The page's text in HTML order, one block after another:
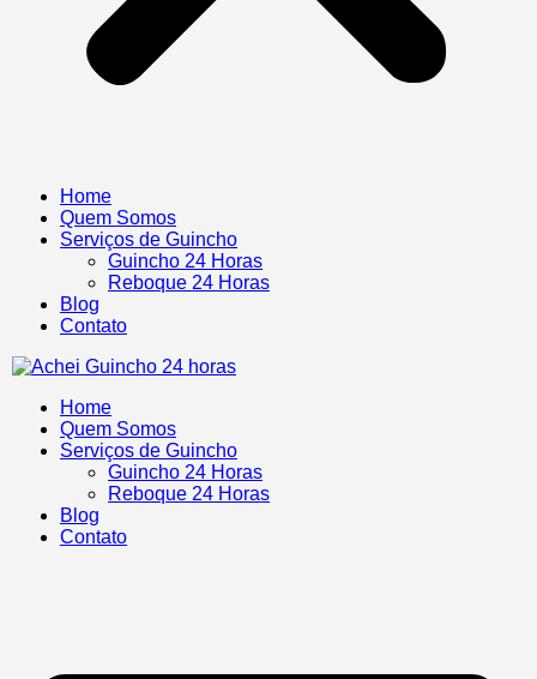
Home
Quem Somos
Serviços de Guincho
Guincho 24 Horas
Reboque 24 Horas
Blog
Contato
Home
Quem Somos
Serviços de Guincho
Guincho 24 Horas
Reboque 24 Horas
Blog
Contato